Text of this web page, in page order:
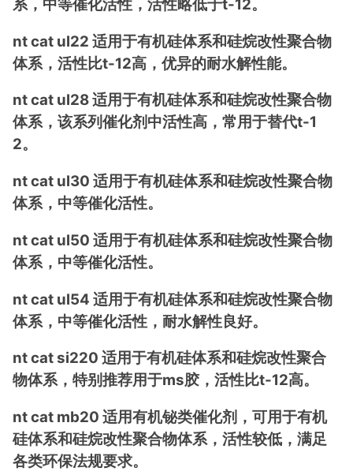
系，中等催化活性，活性略低于t-12。
nt cat ul22 适用于有机硅体系和硅烷改性聚合物
体系，活性比t-12高，优异的耐水解性能。
nt cat ul28 适用于有机硅体系和硅烷改性聚合物
体系，该系列催化剂中活性高，常用于替代t-1
2。
nt cat ul30 适用于有机硅体系和硅烷改性聚合物
体系，中等催化活性。
nt cat ul50 适用于有机硅体系和硅烷改性聚合物
体系，中等催化活性。
nt cat ul54 适用于有机硅体系和硅烷改性聚合物
体系，中等催化活性，耐水解性良好。
nt cat si220 适用于有机硅体系和硅烷改性聚合
物体系，特别推荐用于ms胶，活性比t-12高。
nt cat mb20 适用有机铋类催化剂，可用于有机
硅体系和硅烷改性聚合物体系，活性较低，满足
各类环保法规要求。